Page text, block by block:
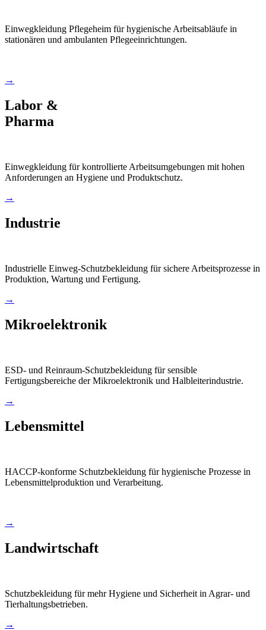
Einwegkleidung Pflegeheim für hygienische Arbeitsabläufe in
stationären und ambulanten Pflegeeinrichtungen.
→
Labor &
Pharma
Einwegkleidung für kontrollierte Arbeitsumgebungen mit hohen
Anforderungen an Hygiene und Produktschutz.
→
Industrie
Industrielle Einweg-Schutzbekleidung für sichere Arbeitsprozesse in
Produktion, Wartung und Fertigung.
→
Mikroelektronik
ESD- und Reinraum-Schutzbekleidung für sensible
Fertigungsbereiche der Mikroelektronik und Halbleiterindustrie.
→
Lebensmittel
HACCP-konforme Schutzbekleidung für hygienische Prozesse in
Lebensmittelproduktion und Verarbeitung.
→
Landwirtschaft
Schutzbekleidung für mehr Hygiene und Sicherheit in Agrar- und
Tierhaltungsbetrieben.
→